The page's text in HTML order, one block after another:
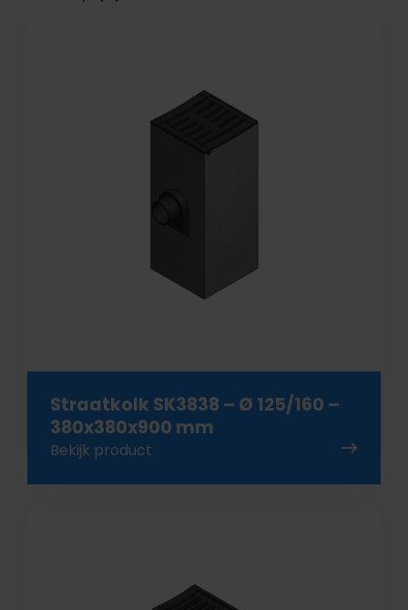
Straatkolk SK3838 – Ø 125/160 –
380x380x900 mm
Bekijk product